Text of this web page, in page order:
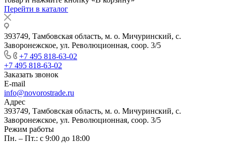
Перейти в каталог
393749, Тамбовская область, м. о. Мичуринский, с.
Заворонежское, ул. Революционная, соор. 3/5
+7 495 818-63-02
+7 495 818-63-02
Заказать звонок
E-mail
info@novorostrade.ru
Адрес
393749, Тамбовская область, м. о. Мичуринский, с.
Заворонежское, ул. Революционная, соор. 3/5
Режим работы
Пн. – Пт.: с 9:00 до 18:00